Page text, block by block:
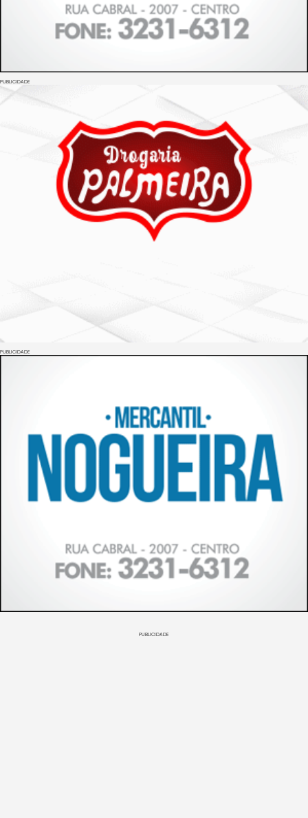
PUBLICIDADE
PUBLICIDADE
PUBLICIDADE